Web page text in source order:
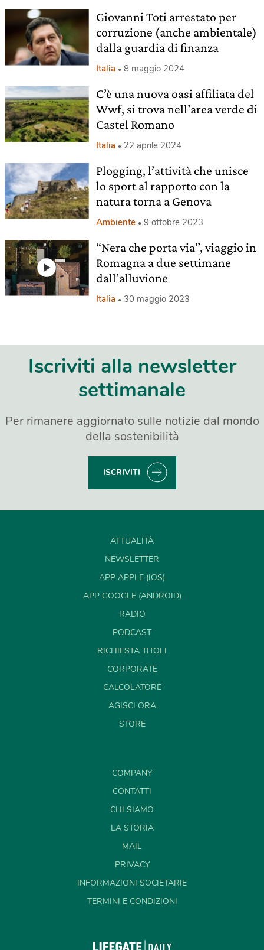
Giovanni Toti arrestato per
corruzione (anche ambientale)
dalla guardia di finanza
Italia 8 maggio 2024
C’è una nuova oasi affiliata del
Wwf, si trova nell’area verde di
Castel Romano
Italia 22 aprile 2024
Plogging, l’attività che unisce
lo sport al rapporto con la
natura torna a Genova
Ambiente 9 ottobre 2023
“Nera che porta via”, viaggio in
Romagna a due settimane
dall’alluvione
Italia 30 maggio 2023
Iscriviti alla newsletter
settimanale
Per rimanere aggiornato sulle notizie dal mondo
della sostenibilità
ISCRIVITI
ATTUALITÀ
NEWSLETTER
APP APPLE (IOS)
APP GOOGLE (ANDROID)
RADIO
PODCAST
RICHIESTA TITOLI
CORPORATE
CALCOLATORE
AGISCI ORA
STORE
COMPANY
CONTATTI
CHI SIAMO
LA STORIA
MAIL
PRIVACY
INFORMAZIONI SOCIETARIE
TERMINI E CONDIZIONI